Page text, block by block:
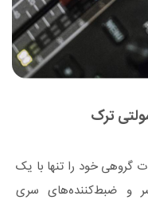
ترک
گروهی خود را تنها با یک
و ضبط‌کننده‌های سری